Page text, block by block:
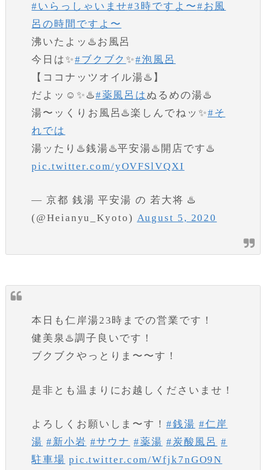
#いらっしゃいませ#3時ですよ〜#お風
呂の時間ですよ〜
沸いたよッ♨️お風呂
今日は✨#ブクブク ✨#泡風呂
【ココナッツオイル湯♨️】
だよッ☺️✨♨️#薬風呂は ぬるめの湯♨️
湯〜ッくりお風呂♨️楽しんでねッ✨#そ
れでは
湯ッたり♨️銭湯♨️平安湯♨️開店です♨️
pic.twitter.com/yOVFSlVQXI
— 京都 銭湯 平安湯 の 若大将 ♨️
(@Heianyu_Kyoto) August 5, 2020
本日も仁岸湯23時までの営業です！
健美泉♨️調子良いです！
ブクブクやっとりま〜〜す！
是非とも温まりにお越しくださいませ！
よろしくお願いしま〜す！#銭湯 #仁岸
湯 #新小岩 #サウナ #薬湯 #炭酸風呂 #
駐車場 pic.twitter.com/Wfjk7nGO9N